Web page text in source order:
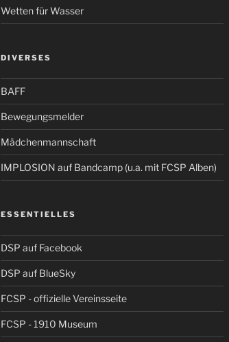
Wetten für Wasser
DIVERSES
BAFF
Bewegungsmelder
Mädchenmannschaft
IMPLOSION auf Bandcamp (u.a. mit FCSP Alben)
ESSENTIELLES
DSP auf Facebook
DSP auf BlueSky
FCSP - offizielle Vereinsseite
FCSP - 1910 Museum